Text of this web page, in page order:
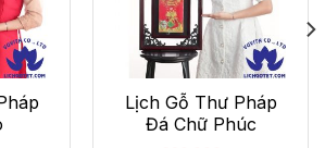
Lịch Gỗ Thư Pháp
Đá Chữ Phúc